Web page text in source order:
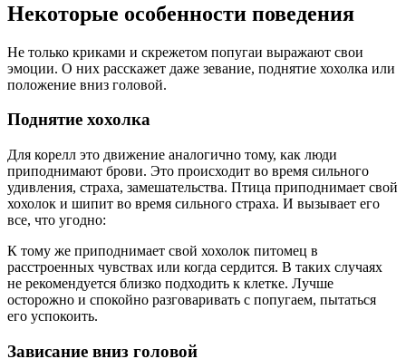
Некоторые особенности поведения
Не только криками и скрежетом попугаи выражают свои
эмоции. О них расскажет даже зевание, поднятие хохолка или
положение вниз головой.
Поднятие хохолка
Для корелл это движение аналогично тому, как люди
приподнимают брови. Это происходит во время сильного
удивления, страха, замешательства. Птица приподнимает свой
хохолок и шипит во время сильного страха. И вызывает его
все, что угодно:
К тому же приподнимает свой хохолок питомец в
расстроенных чувствах или когда сердится. В таких случаях
не рекомендуется близко подходить к клетке. Лучше
осторожно и спокойно разговаривать с попугаем, пытаться
его успокоить.
Зависание вниз головой